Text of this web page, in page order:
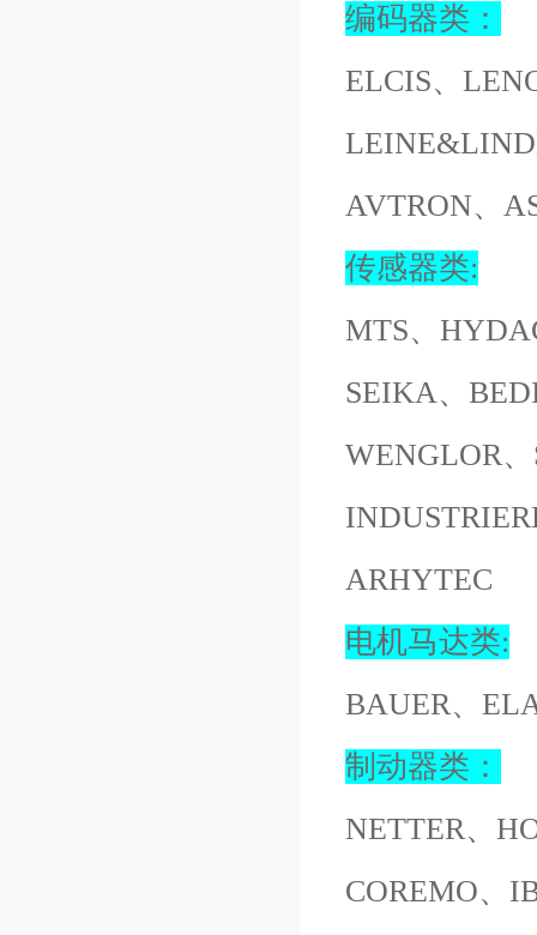
编码器类：
ELCIS、
AVTRON、
传感器类:
MTS、
SEIKA、
WENGLOR
ARHYTEC
电机马达类:
BAUER、
制动器类：
NETTER、
COREMO、